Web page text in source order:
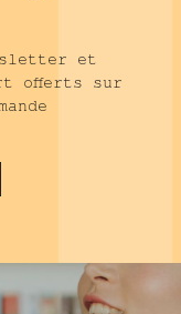
et
offerts sur